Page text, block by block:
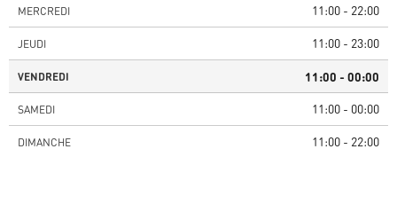
MERCREDI 11:00 - 22:00
JEUDI 11:00 - 23:00
VENDREDI 11:00 - 00:00
SAMEDI 11:00 - 00:00
DIMANCHE 11:00 - 22:00